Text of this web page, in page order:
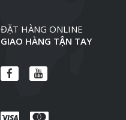
ĐẶT HÀNG ONLINE
GIAO HÀNG TẬN TAY